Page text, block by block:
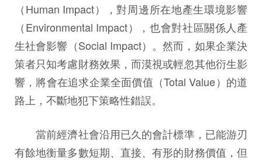
（Human Impact），對周邊所在地產生環境影響
（Environmental Impact），也會對社區關係人產
生社會影響（Social Impact）。然而，如果企業決
策者只知考慮財務效果，而漠視或輕忽其他衍生影
響，將會在追求企業全面價值（Total Value）的道
路上，不斷地犯下策略性錯誤。
當前經濟社會沿用已久的會計標準，已能游刃
有餘地衡量多數短期、直接、有形的財務價值，但